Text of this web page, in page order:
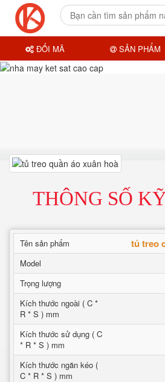
THÔNG SỐ
Tên sản phẩm tủ treo
Model
Trọng lượng
Kích thước ngoài ( C *
R * S ) mm
Kích thước sử dụng ( C
* R * S ) mm
Kích thước ngăn kéo (
C * R * S ) mm
ĐỔI MÃ SẢN PHẨM